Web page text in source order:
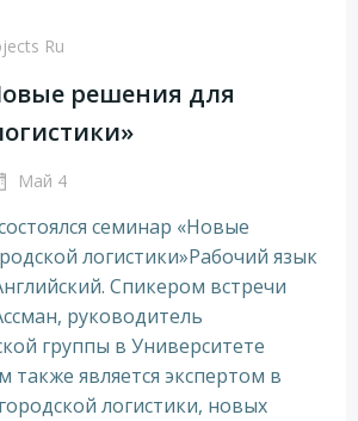
Ru
решения для
Май 4
семинар «Новые
логистики»Рабочий язык
Спикером встречи
руководитель
группы в Университете
также является экспертом в
логистики, новых